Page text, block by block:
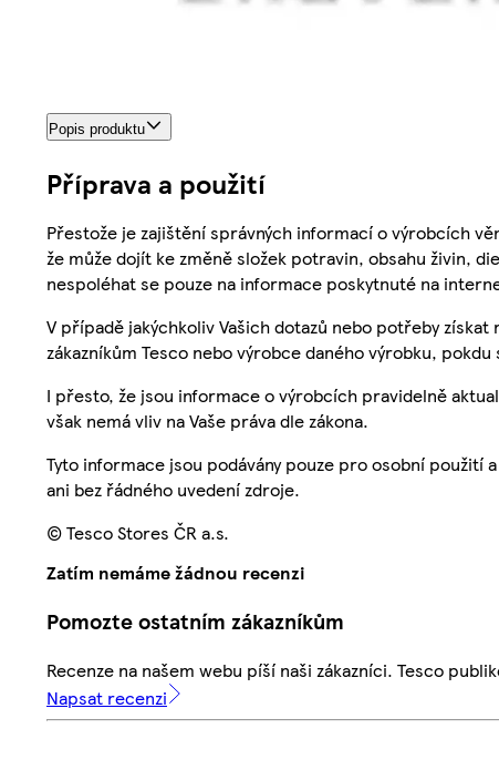
Popis produktu
Příprava a použití
Přestože je zajištění správných informací o výrobcích
že může dojít ke změně složek potravin, obsahu živin,
nespoléhat se pouze na informace poskytnuté na
V případě jakýchkoliv Vašich dotazů nebo potřeby
zákazníkům Tesco nebo výrobce daného výrobku,
I přesto, že jsou informace o výrobcích pravidelně
však nemá vliv na Vaše práva dle zákona.
Tyto informace jsou podávány pouze pro osobní použití
ani bez řádného uvedení zdroje.
© Tesco Stores ČR a.s.
Zatím nemáme žádnou recenzi
Pomozte ostatním zákazníkům
Recenze na našem webu píší naši zákazníci. Tesco
Napsat recenzi